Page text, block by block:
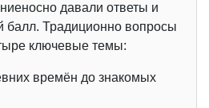
давали ответы и
балл. Традиционно вопросы
ключевые темы:
времён до знакомых